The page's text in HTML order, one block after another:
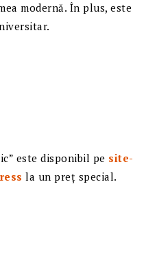
modernă. În plus, este
este disponibil pe site-
la un preț special.